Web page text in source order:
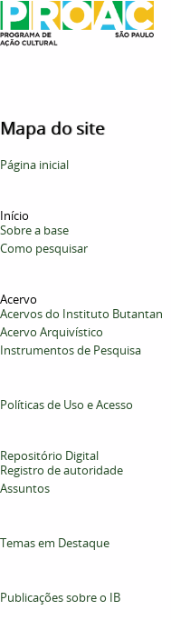
Mapa do site
Página inicial
Início
Sobre a base
Como pesquisar
Acervo
Acervos do Instituto Butantan
Acervo Arquivístico
Instrumentos de Pesquisa
Políticas de Uso e Acesso
Repositório Digital
Registro de autoridade
Assuntos
Temas em Destaque
Publicações sobre o IB